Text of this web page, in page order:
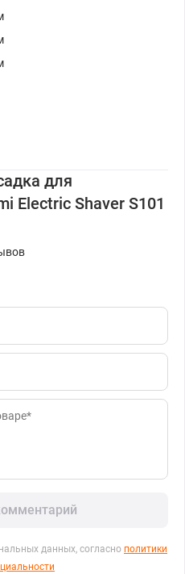
для
Electric Shaver S101
данных, согласно политики